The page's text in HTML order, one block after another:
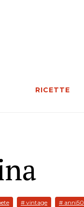
RICETTE
# vintage # anni50